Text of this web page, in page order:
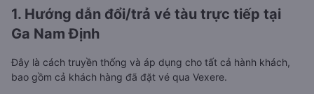
1. Hướng dẫn đổi/trả vé tàu trực tiếp tại
Ga Nam Định
Đây là cách truyền thống và áp dụng cho tất cả hành khách,
bao gồm cả khách hàng đã đặt vé qua Vexere.